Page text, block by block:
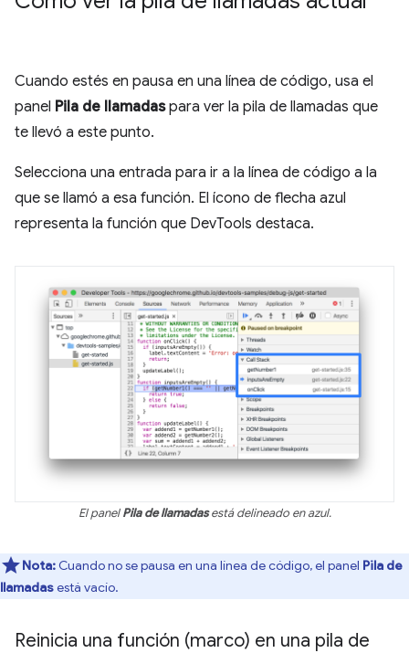
Cuando estés en pausa en una línea de código, usa el
panel Pila de llamadaspara ver la pila de llamadas que
te llevó a este punto.
Selecciona una entrada para ir a la línea de código a la
que se llamó a esa función. El ícono de flecha azul
representa la función que DevTools destaca.
El panelPila de llamadasestá delineado en azul.
Nota: Cuando no se pausa en una línea de código, el panel Pila de
llamadasestá vacío.
Reinicia una función (marco) en una pila de